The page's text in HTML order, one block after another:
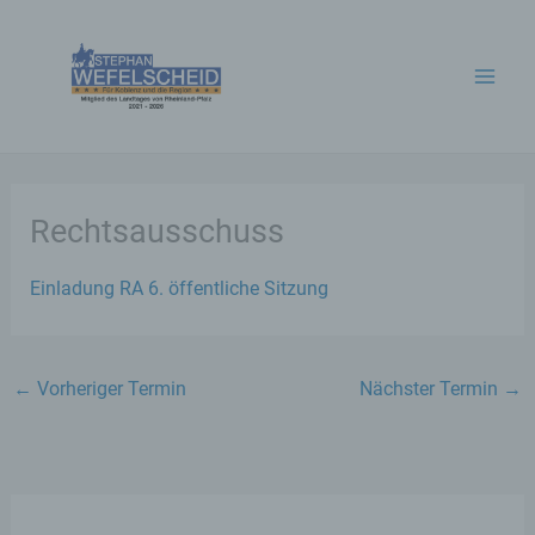
Rechtsausschuss
Einladung RA 6. öffentliche Sitzung
← Vorheriger Termin Nächster Termin →